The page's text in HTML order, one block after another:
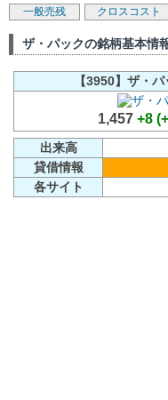
一般売残
クロスコスト
ザ・パックの銘柄基本情
【3950】ザ・
1,457 +8
出来高
貸借情報
各サイト